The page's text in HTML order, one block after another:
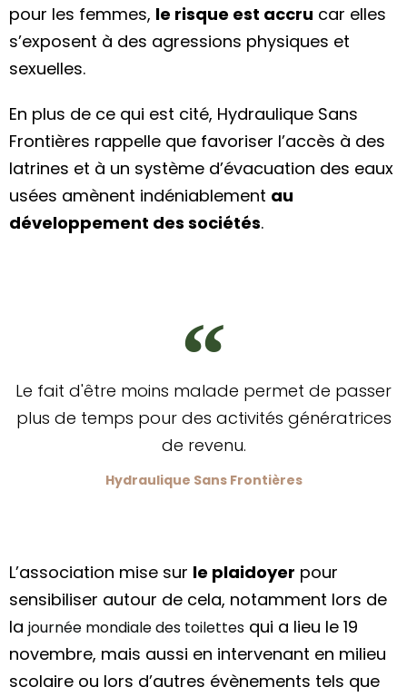
pour les femmes, le risque est accru car elles
s’exposent à des agressions physiques et
sexuelles.
En plus de ce qui est cité, Hydraulique Sans
Frontières rappelle que favoriser l’accès à des
latrines et à un système d’évacuation des eaux
usées amènent indéniablement au
développement des sociétés.
Le fait d'être moins malade permet de passer
plus de temps pour des activités génératrices
de revenu.
Hydraulique Sans Frontières
L’association mise sur le plaidoyer pour
sensibiliser autour de cela, notamment lors de
la journée mondiale des toilettes qui a lieu le 19
novembre, mais aussi en intervenant en milieu
scolaire ou lors d’autres évènements tels que